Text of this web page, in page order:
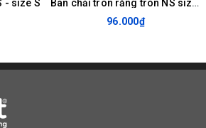
triển của các vi khuẩn có hại, ngăn đổ ghèn
đổi màu lông, cho đôi mắt chú mèo luôn
- size S
Bàn chải tròn răng tròn NS size M
96.000₫